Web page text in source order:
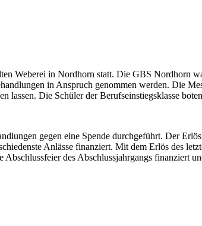
Weberei in Nordhorn statt. Die GBS
in Anspruch genommen werden. Die
lassen. Die Schüler der Berufseinstiegsklasse
gegen eine Spende durchgeführt. Der
Anlässe finanziert. Mit dem Erlös des
des Abschlussjahrgangs